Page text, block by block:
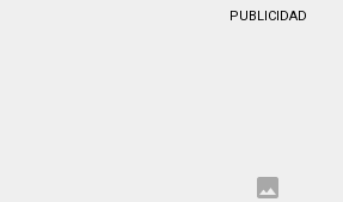
PUBLICIDAD